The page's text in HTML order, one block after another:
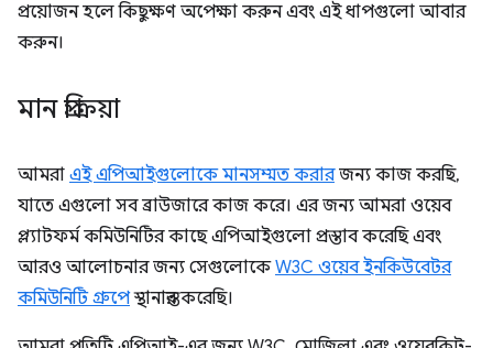
প্রয়োজন হলে কিছুক্ষণ অপেক্ষা করুন এবং এই ধাপগুলো আবার
করুন।
মান প্রক্রিয়া
আমরা এই এপিআইগুলোকে মানসম্মত করারজন্য কাজ করছি,
যাতে এগুলো সব ব্রাউজারে কাজ করে। এর জন্য আমরা ওয়েব
প্ল্যাটফর্ম কমিউনিটির কাছে এপিআইগুলো প্রস্তাব করেছি এবং
আরও আলোচনার জন্য সেগুলোকেW3C ওয়েব ইনকিউবেটর
কমিউনিটি গ্রুপেস্থানান্তর করেছি।